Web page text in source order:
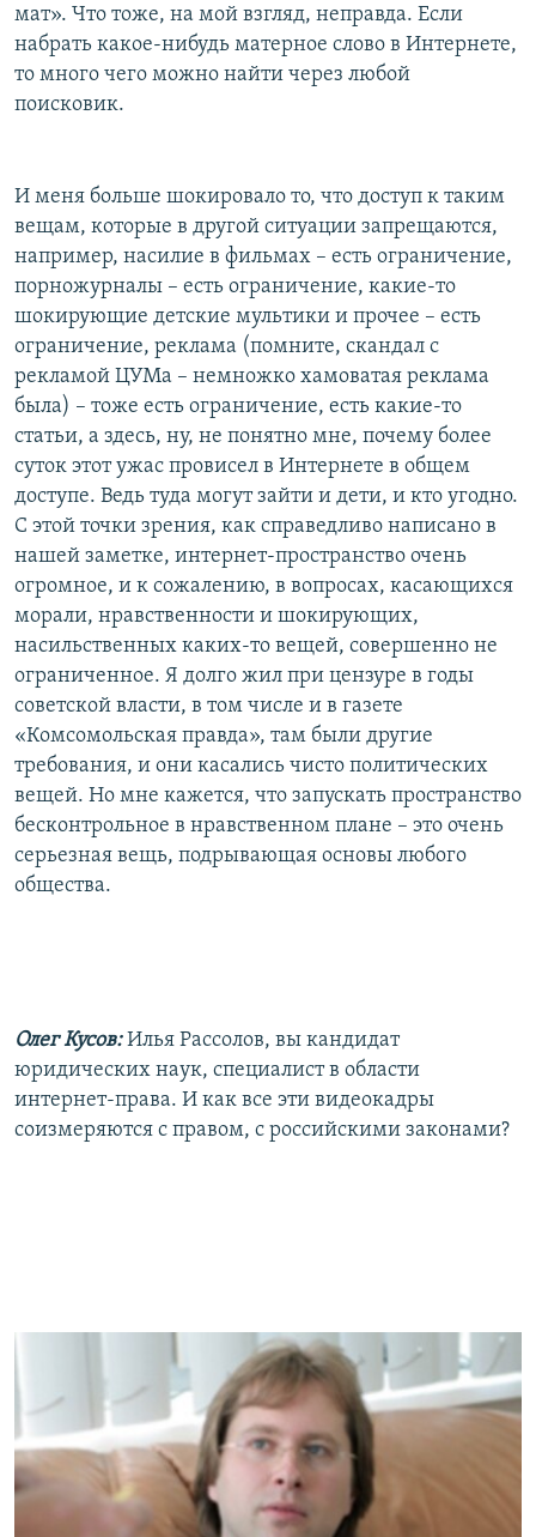
мат». Что тоже, на мой взгляд, неправда. Если
набрать какое-нибудь матерное слово в Интернете,
то много чего можно найти через любой
поисковик.
И меня больше шокировало то, что доступ к таким
вещам, которые в другой ситуации запрещаются,
например, насилие в фильмах – есть ограничение,
порножурналы – есть ограничение, какие-то
шокирующие детские мультики и прочее – есть
ограничение, реклама (помните, скандал с
рекламой ЦУМа – немножко хамоватая реклама
была) – тоже есть ограничение, есть какие-то
статьи, а здесь, ну, не понятно мне, почему более
суток этот ужас провисел в Интернете в общем
доступе. Ведь туда могут зайти и дети, и кто угодно.
С этой точки зрения, как справедливо написано в
нашей заметке, интернет-пространство очень
огромное, и к сожалению, в вопросах, касающихся
морали, нравственности и шокирующих,
насильственных каких-то вещей, совершенно не
ограниченное. Я долго жил при цензуре в годы
советской власти, в том числе и в газете
«Комсомольская правда», там были другие
требования, и они касались чисто политических
вещей. Но мне кажется, что запускать пространство
бесконтрольное в нравственном плане – это очень
серьезная вещь, подрывающая основы любого
общества.
Олег Кусов:Илья Рассолов, вы кандидат
юридических наук, специалист в области
интернет-права. И как все эти видеокадры
соизмеряются с правом, с российскими законами?